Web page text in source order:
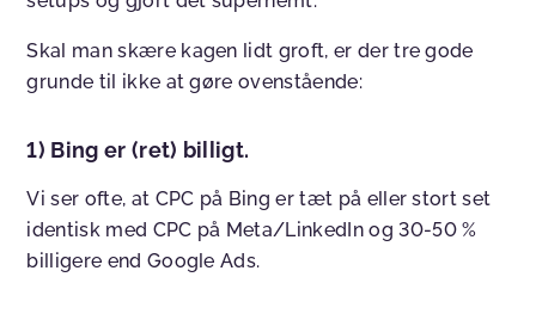
Skal man skære kagen lidt groft, er der tre gode
grunde til ikke at gøre ovenstående:
1) Bing er (ret) billigt.
Vi ser ofte, at CPC på Bing er tæt på eller stort set
identisk med CPC på Meta/LinkedIn og 30-50 %
billigere end Google Ads.